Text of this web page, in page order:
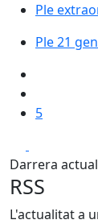
Ple
Ple 21
5
Darrera
RSS
L'actualitat a